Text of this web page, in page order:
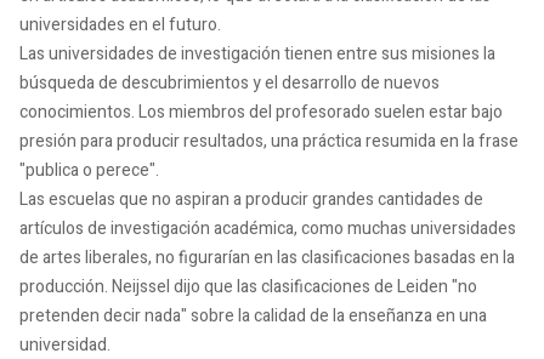
universidades en el futuro.
Las universidades de investigación tienen entre sus misiones la
búsqueda de descubrimientos y el desarrollo de nuevos
conocimientos. Los miembros del profesorado suelen estar bajo
presión para producir resultados, una práctica resumida en la frase
"publica o perece".
Las escuelas que no aspiran a producir grandes cantidades de
artículos de investigación académica, como muchas universidades
de artes liberales, no figurarían en las clasificaciones basadas en la
producción. Neijssel dijo que las clasificaciones de Leiden "no
pretenden decir nada" sobre la calidad de la enseñanza en una
universidad.